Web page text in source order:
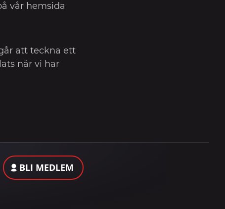
vår hemsida
att teckna ett
när vi har
BLI MEDLEM